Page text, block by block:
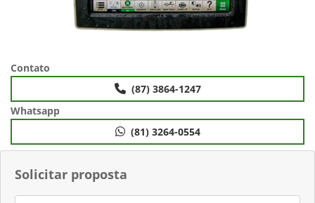
Solicitar proposta
Contato
(87) 3864-1247
Whatsapp
(81) 3264-0554